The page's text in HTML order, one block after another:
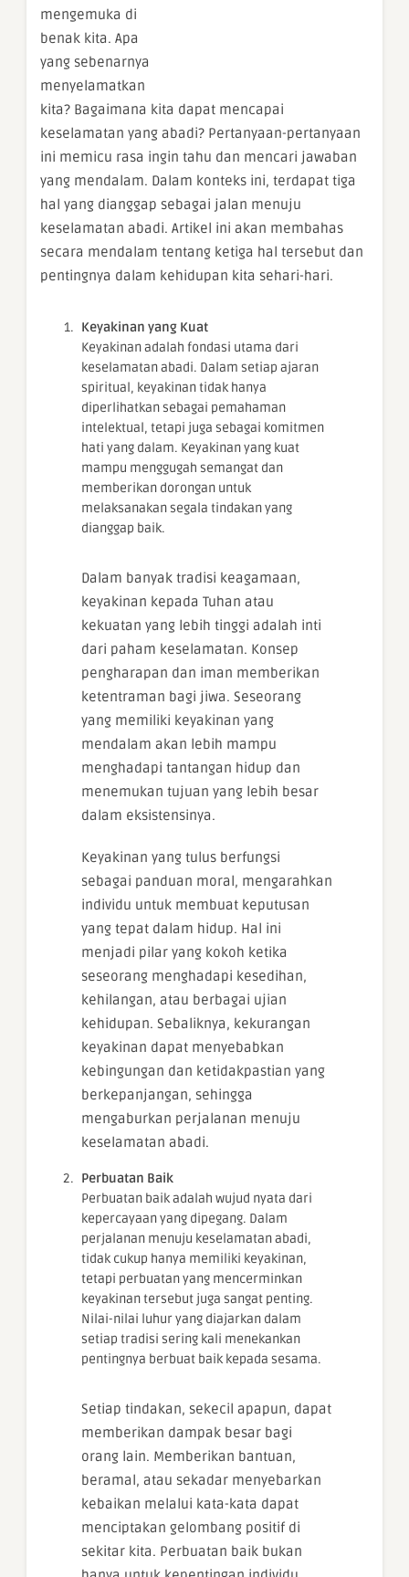
mengemuka di
benak kita. Apa
yang sebenarnya
menyelamatkan
kita? Bagaimana kita dapat mencapai
keselamatan yang abadi? Pertanyaan-pertanyaan
ini memicu rasa ingin tahu dan mencari jawaban
yang mendalam. Dalam konteks ini, terdapat tiga
hal yang dianggap sebagai jalan menuju
keselamatan abadi. Artikel ini akan membahas
secara mendalam tentang ketiga hal tersebut dan
pentingnya dalam kehidupan kita sehari-hari.
Keyakinan yang Kuat
Keyakinan adalah fondasi utama dari
keselamatan abadi. Dalam setiap ajaran
spiritual, keyakinan tidak hanya
diperlihatkan sebagai pemahaman
intelektual, tetapi juga sebagai komitmen
hati yang dalam. Keyakinan yang kuat
mampu menggugah semangat dan
memberikan dorongan untuk
melaksanakan segala tindakan yang
dianggap baik.
Dalam banyak tradisi keagamaan,
keyakinan kepada Tuhan atau
kekuatan yang lebih tinggi adalah inti
dari paham keselamatan. Konsep
pengharapan dan iman memberikan
ketentraman bagi jiwa. Seseorang
yang memiliki keyakinan yang
mendalam akan lebih mampu
menghadapi tantangan hidup dan
menemukan tujuan yang lebih besar
dalam eksistensinya.
Keyakinan yang tulus berfungsi
sebagai panduan moral, mengarahkan
individu untuk membuat keputusan
yang tepat dalam hidup. Hal ini
menjadi pilar yang kokoh ketika
seseorang menghadapi kesedihan,
kehilangan, atau berbagai ujian
kehidupan. Sebaliknya, kekurangan
keyakinan dapat menyebabkan
kebingungan dan ketidakpastian yang
berkepanjangan, sehingga
mengaburkan perjalanan menuju
keselamatan abadi.
Perbuatan Baik
Perbuatan baik adalah wujud nyata dari
kepercayaan yang dipegang. Dalam
perjalanan menuju keselamatan abadi,
tidak cukup hanya memiliki keyakinan,
tetapi perbuatan yang mencerminkan
keyakinan tersebut juga sangat penting.
Nilai-nilai luhur yang diajarkan dalam
setiap tradisi sering kali menekankan
pentingnya berbuat baik kepada sesama.
Setiap tindakan, sekecil apapun, dapat
memberikan dampak besar bagi
orang lain. Memberikan bantuan,
beramal, atau sekadar menyebarkan
kebaikan melalui kata-kata dapat
menciptakan gelombang positif di
sekitar kita. Perbuatan baik bukan